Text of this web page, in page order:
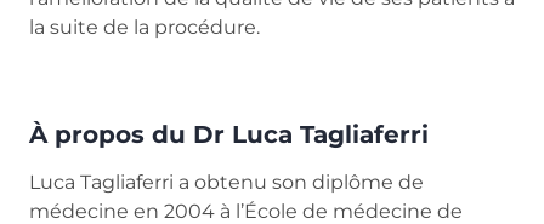
la suite de la procédure.
À propos du Dr Luca Tagliaferri
Luca Tagliaferri a obtenu son diplôme de
médecine en 2004 à l’École de médecine de